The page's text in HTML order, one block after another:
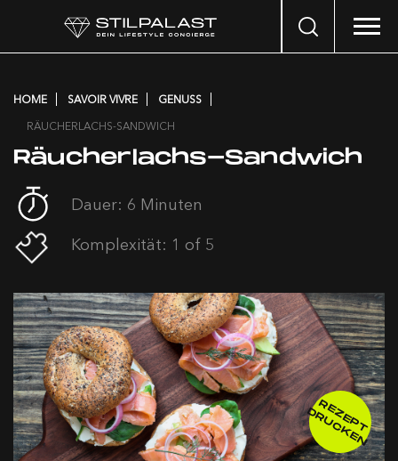
Search
HOME SAVOIR VIVRE
GENUSS
RÄUCHERLACHS-SANDWICH
Räucherlachs-Sandwich
Dauer: 6 Minuten
Komplexität: 1 of 5
R
E
Z
E
P
T
D
R
U
C
K
E
N